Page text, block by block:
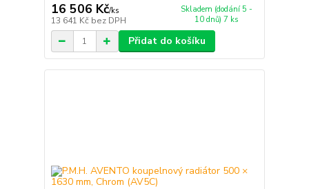
16 506 Kč/ks
13 641 Kč bez DPH
Skladem (dodání 5 -
10 dnů) 7 ks
Přidat do košíku